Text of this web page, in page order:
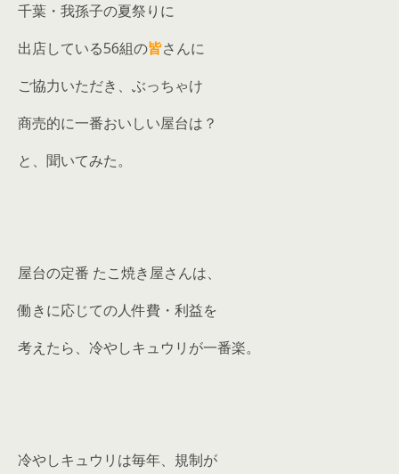
千葉・我孫子の夏祭りに
出店している56組の皆さんに
ご協力いただき、ぶっちゃけ
商売的に一番おいしい屋台は？
と、聞いてみた。
屋台の定番 たこ焼き屋さんは、
働きに応じての人件費・利益を
考えたら、冷やしキュウリが一番楽。
冷やしキュウリは毎年、規制が